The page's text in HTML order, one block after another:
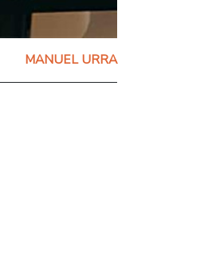
MANUEL URRA